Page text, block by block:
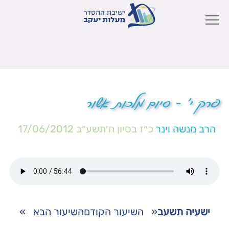
פרק י' – סיום מלכות אשור
הרב מנשה וינר כ״ז בסיון ה׳תשע״ב 17/06/2012
ישעיה תשעב« השיעור הקודםהשיעור הבא »